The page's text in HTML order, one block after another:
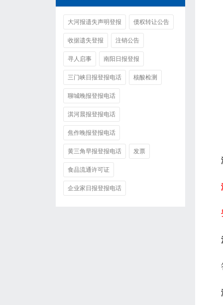
大河报遗失声明登报 债权转让公告
收据遗失登报 注销公告
寻人启事 南阳日报登报
三门峡日报登报电话 核酸检测
聊城晚报登报电话
淇河晨报登报电话
焦作晚报登报电话
黄三角早报登报电话 发票
食品流通许可证
企业家日报登报电话